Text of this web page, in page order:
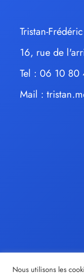
Tristan-
16, rue de
Tel : 06 10
Mail :
Nous utilisons les